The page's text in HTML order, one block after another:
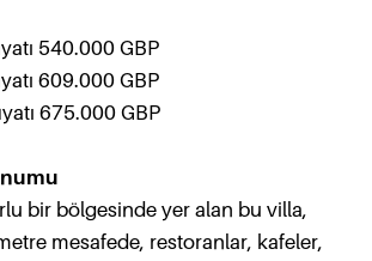
540.000 GBP
609.000 GBP
675.000 GBP
bir bölgesinde yer alan bu villa,
mesafede, restoranlar, kafeler,